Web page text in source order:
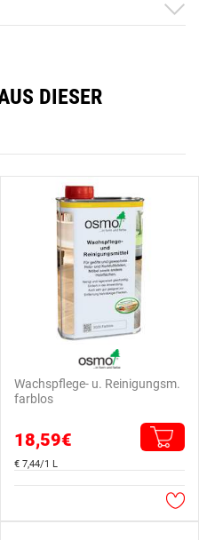
DIESER
Wachspflege- u. Reinigungsm.
farblos
18,59€
€ 7,44/1 L